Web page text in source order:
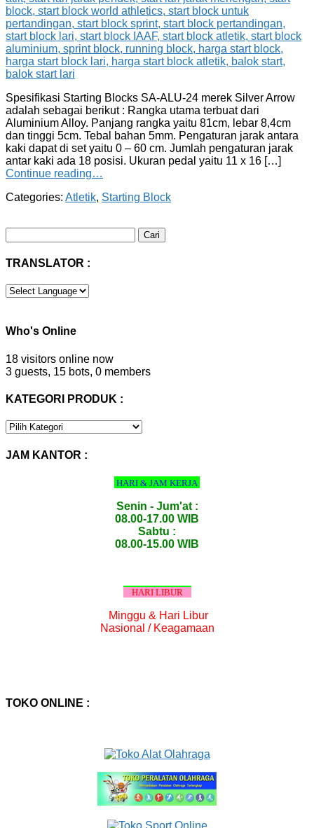
Spesifikasi Starting Blocks SA-ALU-24 merek Silver Arrow
adalah sebagai berikut : Rangka utama terbuat dari
Aluminium Alloy. Panjang rangka yaitu 81cm, lebar 8,4cm
dan tinggi 5cm. Tebal bahan 5mm. Pengaturan jarak antara
kaki dapat di set yaitu 0 – 60 cm. Jumlah pengaturan jarak
antar kaki ada 18 posisi. Ukuran pedal yaitu 11 x 16 […]
Continue reading…
Categories: Atletik, Starting Block
untuk:
TRANSLATOR :
Who's Online
18 visitors online now
3 guests, 15 bots, 0 members
KATEGORI PRODUK :
KATEGORI
JAM KANTOR :
HARI & JAM KERJA
Senin - Jum'at :
08.00-17.00 WIB
Sabtu :
08.00-15.00 WIB
HARI LIBUR
Minggu & Hari Libur
Nasional / Keagamaan
TOKO ONLINE :